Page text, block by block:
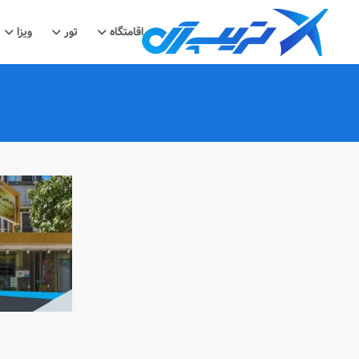
اقامتگاه تور ویزا